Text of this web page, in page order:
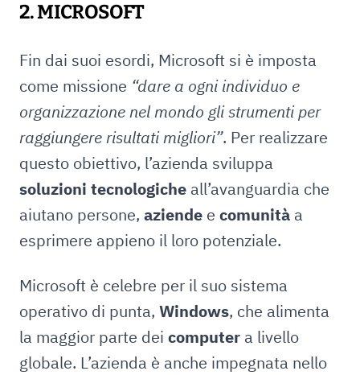
2. MICROSOFT
Fin dai suoi esordi, Microsoft si è imposta
come missione “dare a ogni individuo e
organizzazione nel mondo gli strumenti per
raggiungere risultati migliori”. Per realizzare
questo obiettivo, l’azienda sviluppa
soluzioni tecnologiche all’avanguardia che
aiutano persone, aziende e comunità a
esprimere appieno il loro potenziale.
Microsoft è celebre per il suo sistema
operativo di punta, Windows, che alimenta
la maggior parte dei computer a livello
globale. L’azienda è anche impegnata nello